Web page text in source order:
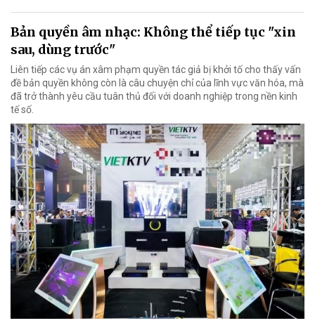
Bản quyền âm nhạc: Không thể tiếp tục "xin
sau, dùng trước"
Liên tiếp các vụ án xâm phạm quyền tác giả bị khởi tố cho thấy vấn
đề bản quyền không còn là câu chuyện chỉ của lĩnh vực văn hóa, mà
đã trở thành yêu cầu tuân thủ đối với doanh nghiệp trong nền kinh
tế số.